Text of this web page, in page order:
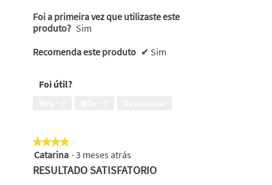
Foi a primeira vez que utilizaste este
produto? Sim
Recomenda este produto ✔ Sim
Foi útil?
★★★★★
★★★★★
4
em
Catarina · 3 meses atrás
RESULTADO SATISFATORIO